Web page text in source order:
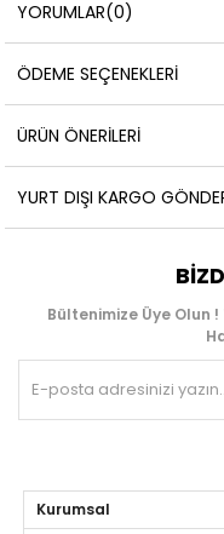
YORUMLAR(0)
ÖDEME SEÇENEKLERI
ÜRÜN ÖNERILERI
YURT DIŞI KARGO
Bültenimize Üye Olun
Kurumsal